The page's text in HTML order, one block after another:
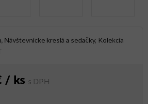
Návštevnícke kreslá a sedačky, Kolekcia
/ ks